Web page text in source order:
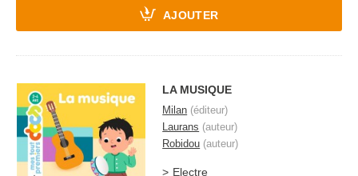
AJOUTER
LA MUSIQUE
Milan (éditeur)
Laurans (auteur)
Robidou (auteur)
Electre